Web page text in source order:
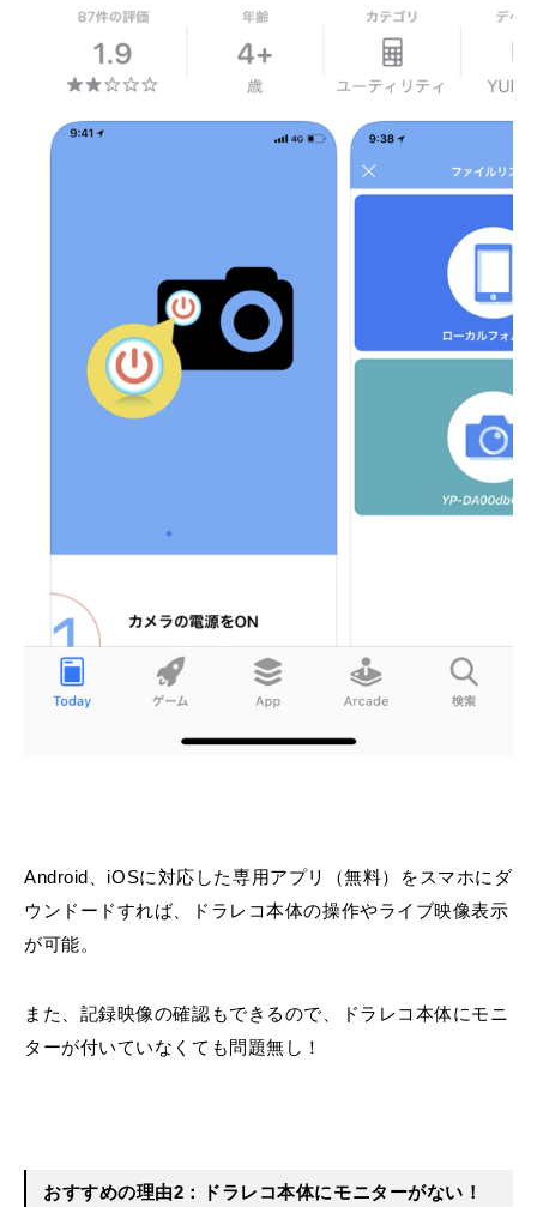
Android、iOSに対応した専用アプリ（無料）
をスマホにダ
ウンドードすれば、ドラレコ本体の操作やライブ映像表示
が可能。
また、記録映像の確認もできるので、ドラレコ本体にモニ
ターが付いていなくても問題無し！
おすすめの理由2：ドラレコ本体にモニターがない！